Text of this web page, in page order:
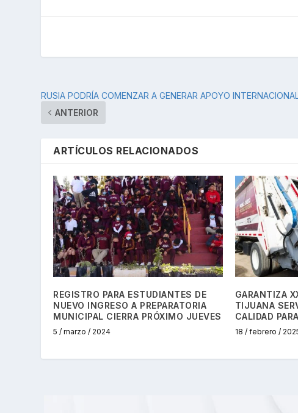
RUSIA PODRÍA COMENZAR A GENERAR APOYO
ANTERIOR
ARTÍCULOS RELACIONADOS
REGISTRO PARA ESTUDIANTES DE
NUEVO INGRESO A PREPARATORIA
MUNICIPAL CIERRA PRÓXIMO JUEVES
5 / marzo / 2024
GARANTIZA
TIJUANA
CALIDAD
18 / febrero /